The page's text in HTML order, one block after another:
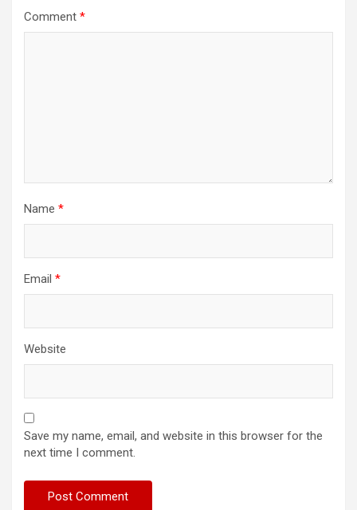
Comment *
Name *
Email *
Website
Save my name, email, and website in this browser for the
next time I comment.